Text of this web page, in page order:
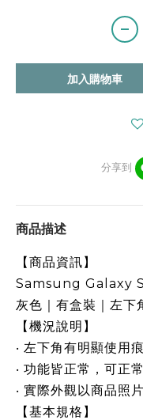
加入購物車
分享到
商品描述
【商品資訊】
Samsung Galaxy
灰色｜有盒裝｜左下
【機況說明】
‧ 左下角有明顯使用
‧ 功能皆正常，可正
‧ 實際外觀以商品照
【基本規格】